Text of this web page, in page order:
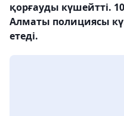
қорғауды күшейтті.
Алматы полициясы
етеді.